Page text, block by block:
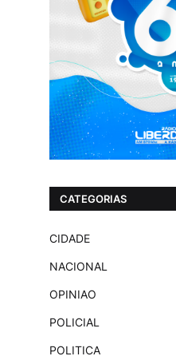
CATEGORIAS
CIDADE
NACIONAL
OPINIAO
POLICIAL
POLITICA